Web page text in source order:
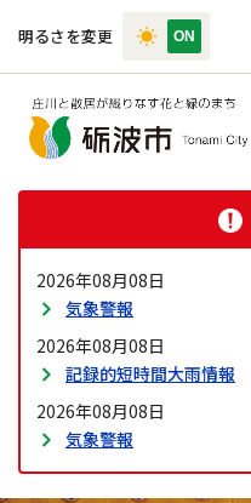
明るさを変更
2026年08月08日
気象警報
2026年08月08日
記録的短時間大雨情報
2026年08月08日
気象警報